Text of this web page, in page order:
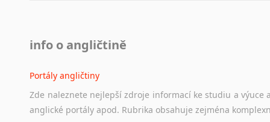
info o angličtině
Portály angličtiny
Zde naleznete nejlepší zdroje informací ke studiu a výuce
anglické portály apod. Rubrika obsahuje zejména